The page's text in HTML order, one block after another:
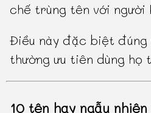
chế trùng tên với người
Điều này đặc biệt đúng
thường ưu tiên dùng họ
10 tên hay ngẫu nhiên